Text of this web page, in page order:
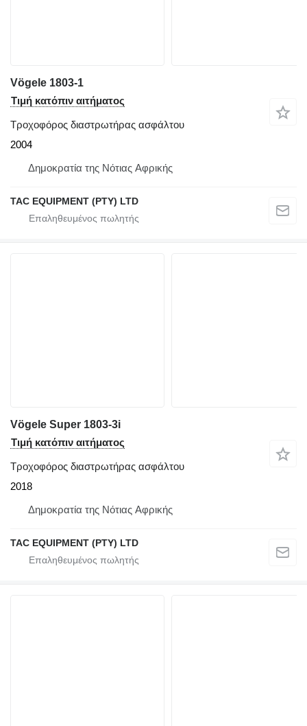
Vögele 1803-1
Τιμή κατόπιν αιτήματος
Τροχοφόρος διαστρωτήρας ασφάλτου
2004
Δημοκρατία της Νότιας Αφρικής
TAC EQUIPMENT (PTY) LTD
Vögele Super 1803-3i
Τιμή κατόπιν αιτήματος
Τροχοφόρος διαστρωτήρας ασφάλτου
2018
Δημοκρατία της Νότιας Αφρικής
TAC EQUIPMENT (PTY) LTD